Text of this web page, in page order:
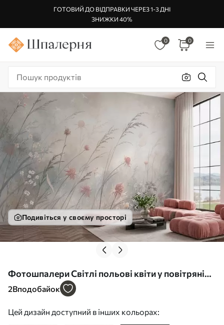
ГОТОВИЙ ДО ВІДПРАВКИ ЧЕРЕЗ 1-3 ДНІ
ЗНИЖКИ 40%
0 0
Подивіться у своєму просторі
Фотошпалери Світлі польові квіти у повітряній
композиції w05538v2
2Вподобайок
Цей дизайн доступний в інших кольорах: